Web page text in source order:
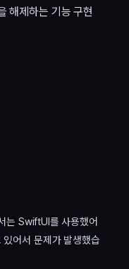
해제하는 기능 구현
는 SwiftUI를 사용했어
어서 문제가 발생했습